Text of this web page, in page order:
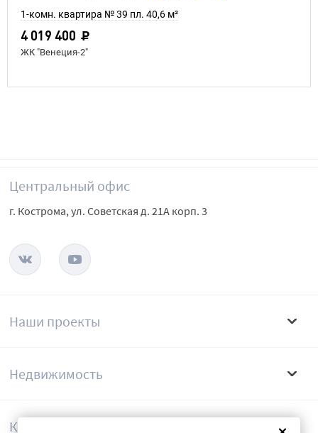
1-комн. квартира № 39 пл. 40,6 м²
4 019 400
ЖК "Венеция-2"
Наши проекты
Недвижимость
Компания
Центральный офис
г. Кострома, ул. Советская д. 21А корп. 3